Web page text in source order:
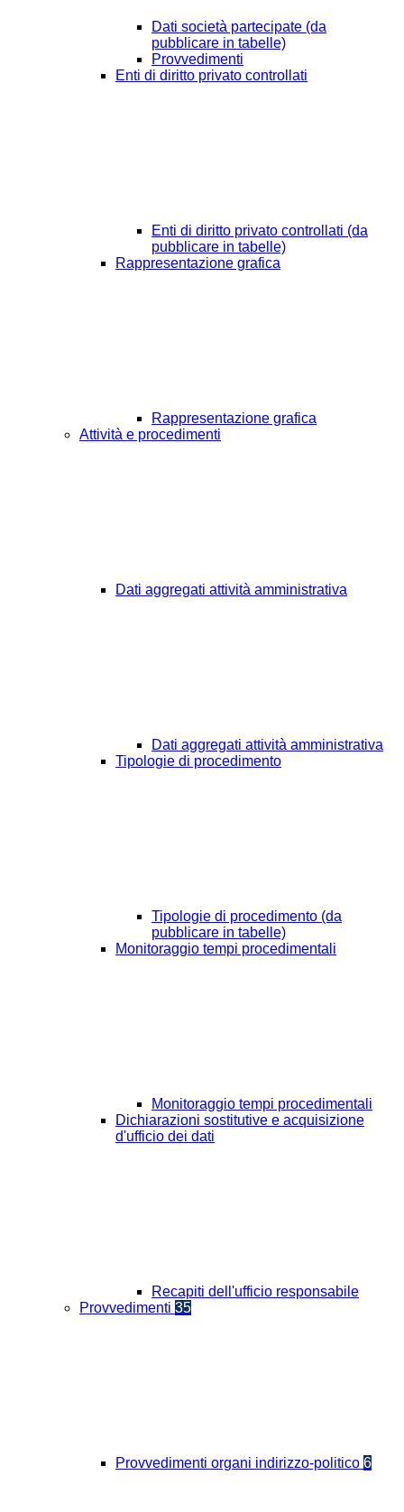
Dati società partecipate (da
pubblicare in tabelle)
Provvedimenti
Enti di diritto privato controllati
Enti di diritto privato controllati (da
pubblicare in tabelle)
Rappresentazione grafica
Rappresentazione grafica
Attività e procedimenti
Dati aggregati attività amministrativa
Dati aggregati attività amministrativa
Tipologie di procedimento
Tipologie di procedimento (da
pubblicare in tabelle)
Monitoraggio tempi procedimentali
Monitoraggio tempi procedimentali
Dichiarazioni sostitutive e acquisizione
d'ufficio dei dati
Recapiti dell'ufficio responsabile
Provvedimenti 35
Provvedimenti organi indirizzo-politico 6